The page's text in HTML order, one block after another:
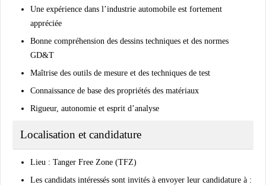
Une expérience dans l’industrie automobile est fortement
appréciée
Bonne compréhension des dessins techniques et des normes
GD&T
Maîtrise des outils de mesure et des techniques de test
Connaissance de base des propriétés des matériaux
Rigueur, autonomie et esprit d’analyse
Localisation et candidature
Lieu : Tanger Free Zone (TFZ)
Les candidats intéressés sont invités à envoyer leur candidature à :